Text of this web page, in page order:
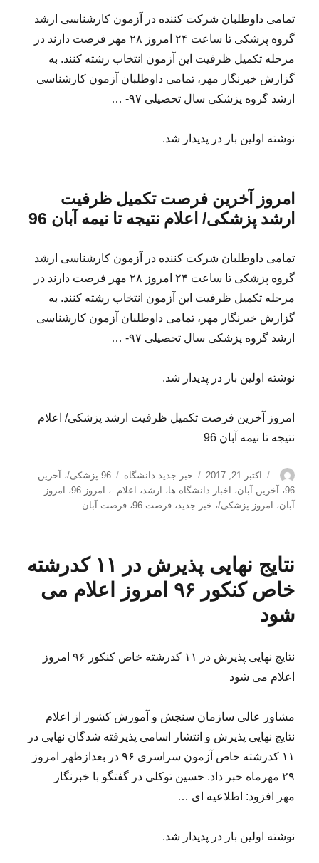
تمامی داوطلبان شرکت کننده در آزمون کارشناسی ارشد
گروه پزشکی تا ساعت ۲۴ امروز ۲۸ مهر فرصت دارند در
مرحله تکمیل ظرفیت این آزمون انتخاب رشته کنند. به
گزارش خبرنگار مهر، تمامی داوطلبان آزمون کارشناسی
ارشد گروه پزشکی سال تحصیلی ۹۷- …
نوشته اولین بار در پدیدار شد.
امروز آخرین فرصت تکمیل ظرفیت
ارشد پزشکی/ اعلام نتیجه تا نیمه آبان 96
تمامی داوطلبان شرکت کننده در آزمون کارشناسی ارشد
گروه پزشکی تا ساعت ۲۴ امروز ۲۸ مهر فرصت دارند در
مرحله تکمیل ظرفیت این آزمون انتخاب رشته کنند. به
گزارش خبرنگار مهر، تمامی داوطلبان آزمون کارشناسی
ارشد گروه پزشکی سال تحصیلی ۹۷- …
نوشته اولین بار در پدیدار شد.
امروز آخرین فرصت تکمیل ظرفیت ارشد پزشکی/ اعلام
نتیجه تا نیمه آبان 96
نویسنده
ارسال
شده
در
اکتبر 21, 2017 دسته‌ها
خبر جدید دانشگاه برچسب‌ها
96 پزشکی/ ،
آخرین
96، آخرین آبان، اخبار دانشگاه ها، ارشد، اعلام -، امروز 96 ،
امروز
آبان، امروز پزشکی/، خبر جدید،فرصت 96 ،فرصت آبان
نتایج نهایی پذیرش در ۱۱ کدرشته
خاص کنکور ۹۶ امروز اعلام می
شود
نتایج نهایی پذیرش در ۱۱ کدرشته خاص کنکور ۹۶ امروز
اعلام می شود
مشاور عالی سازمان سنجش و آموزش کشور از اعلام
نتایج نهایی پذیرش و انتشار اسامی پذیرفته شدگان نهایی در
۱۱ کدرشته خاص آزمون سراسری ۹۶ در بعدازظهر امروز
۲۹ مهرماه خبر داد. حسین توکلی در گفتگو با خبرنگار
مهر افزود: اطلاعیه ای …
نوشته اولین بار در پدیدار شد.